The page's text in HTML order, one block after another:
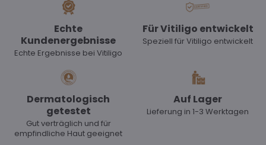
Echte
Kundenergebnisse
Echte Ergebnisse bei Vitiligo
Für Vitiligo entwickelt
Speziell für Vitiligo entwickelt
Dermatologisch
getestet
Gut verträglich und für
empfindliche Haut geeignet
Auf Lager
Lieferung in 1-3 Werktagen